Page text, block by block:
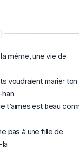
même, une vie de
voudraient marier ton
t’aimes est beau
pas à une fille de
la